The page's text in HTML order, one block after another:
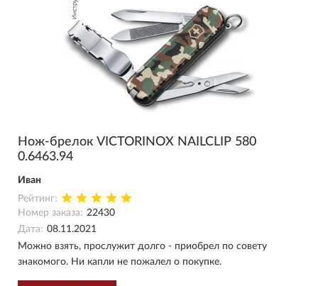
Нож-брелок VICTORINOX NAILCLIP 580
0.6463.94
Иван
Рейтинг:
Номер заказа: 22430
Дата: 08.11.2021
Можно взять, прослужит долго - приобрел по совету
знакомого. Ни капли не пожалел о покупке.